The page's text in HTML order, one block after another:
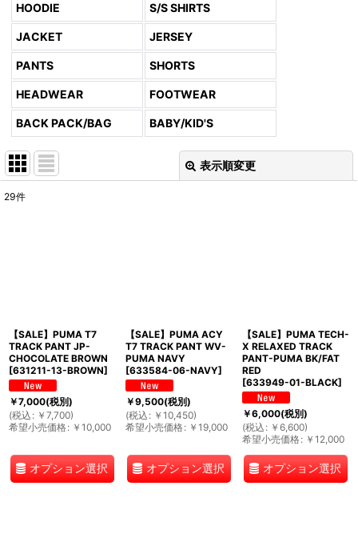
HOODIE S/S SHIRTS
JACKET JERSEY
PANTS SHORTS
HEADWEAR FOOTWEAR
BACK PACK/BAG BABY/KID'S
表示順変更
29件
【SALE】PUMA T7
TRACK PANT JP-
CHOCOLATE BROWN
[631211-13-BROWN]
￥7,000(税別)
(税込 : ￥ 7,700)
希望小売価格: ￥ 10,000
オプション選択
【SALE】PUMA ACY
T7 TRACK PANT WV-
PUMA NAVY
[633584-06-NAVY]
￥9,500(税別)
(税込 : ￥ 10,450)
希望小売価格: ￥ 19,000
オプション選択
【SALE】PUMA TECH-
X RELAXED TRACK
PANT-PUMA BK/FAT
RED
[633949-01-BLACK]
￥6,000(税別)
(税込 : ￥ 6,600)
希望小売価格: ￥ 12,000
オプション選択